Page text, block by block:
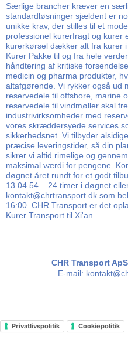
Særlige brancher kræver en
standardløsninger sjældent er
unikke krav, der stilles til et
professionel kurerfragt og kurer
kurerkørsel dækker alt fra kurer
Kurer Pakke til og fra hele
håndtering af kritiske
medicin og pharma produkter,
altafgørende. Vi rykker også ud
reservedele til offshore, marine
reservedele til vindmøller skal
industrivirksomheder med
vores skræddersyede services
sikkerhedsnet. Vi tilbyder
præcise leveringstider, så din
sikrer vi altid rimelige og
maksimal værdi for pengene.
døgnet året rundt for et godt
13 04 54 – 24 timer i døgnet
kontakt@chrtransport.dk som
16:00. CHR Transport er det
Kurer Transport til Xi'an
CHR Transport ApS
E-mail:
Privatlivspolitik Cookiepolitik